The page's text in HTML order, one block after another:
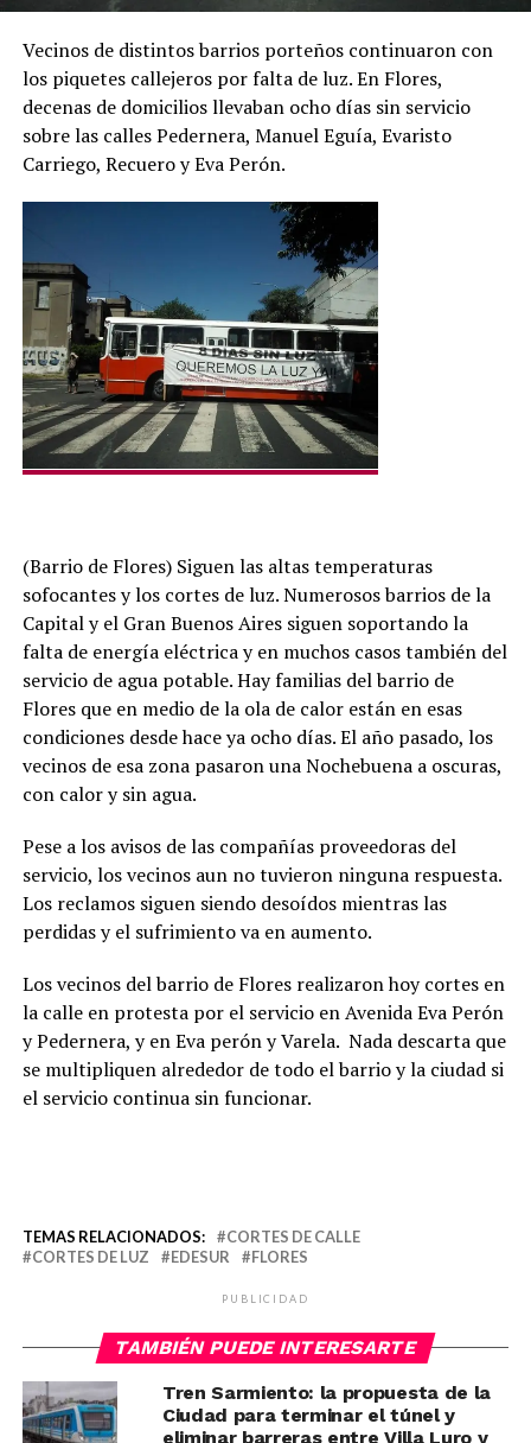
Vecinos de distintos barrios porteños continuaron con
los piquetes callejeros por falta de luz. En Flores,
decenas de domicilios llevaban ocho días sin servicio
sobre las calles Pedernera, Manuel Eguía, Evaristo
Carriego, Recuero y Eva Perón.
(Barrio de Flores) Siguen las altas temperaturas
sofocantes y los cortes de luz. Numerosos barrios de la
Capital y el Gran Buenos Aires siguen soportando la
falta de energía eléctrica y en muchos casos también del
servicio de agua potable. Hay familias del barrio de
Flores que en medio de la ola de calor están en esas
condiciones desde hace ya ocho días. El año pasado, los
vecinos de esa zona pasaron una Nochebuena a oscuras,
con calor y sin agua.
Pese a los avisos de las compañías proveedoras del
servicio, los vecinos aun no tuvieron ninguna respuesta.
Los reclamos siguen siendo desoídos mientras las
perdidas y el sufrimiento va en aumento.
Los vecinos del barrio de Flores realizaron hoy cortes en
la calle en protesta por el servicio en Avenida Eva Perón
y Pedernera, y en Eva perón y Varela. Nada descarta que
se multipliquen alrededor de todo el barrio y la ciudad si
el servicio continua sin funcionar.
TEMAS RELACIONADOS:
CORTES DE CALLE
CORTES DE LUZ
EDESUR FLORES
PUBLICIDAD
TAMBIÉN PUEDE INTERESARTE
Tren Sarmiento: la propuesta de la
Ciudad para terminar el túnel y
eliminar barreras entre Villa Luro y